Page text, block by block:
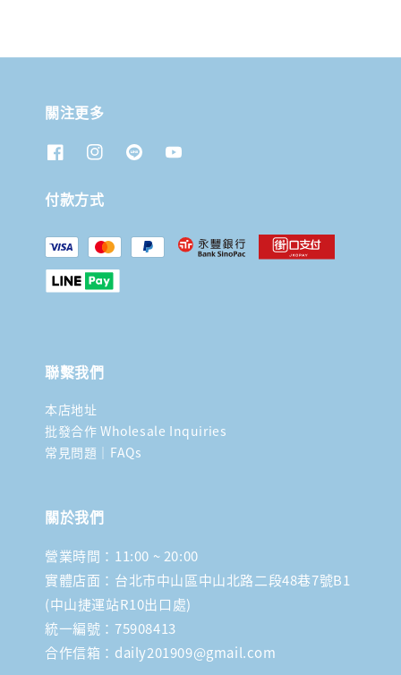
關注更多
付款方式
聯繫我們
本店地址
批發合作 Wholesale Inquiries
常見問題｜FAQs
關於我們
營業時間：11:00 ~ 20:00
實體店面：台北市中山區中山北路二段48巷7號B1
(中山捷運站R10出口處)
統一編號：75908413
合作信箱：daily201909@gmail.com